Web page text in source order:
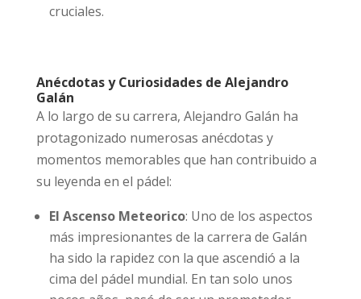
cruciales.
Anécdotas y Curiosidades de Alejandro
Galán
A lo largo de su carrera, Alejandro Galán ha
protagonizado numerosas anécdotas y
momentos memorables que han contribuido a
su leyenda en el pádel:
El Ascenso Meteorico: Uno de los aspectos
más impresionantes de la carrera de Galán
ha sido la rapidez con la que ascendió a la
cima del pádel mundial. En tan solo unos